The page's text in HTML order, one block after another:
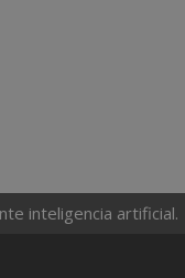
inteligencia artificial.